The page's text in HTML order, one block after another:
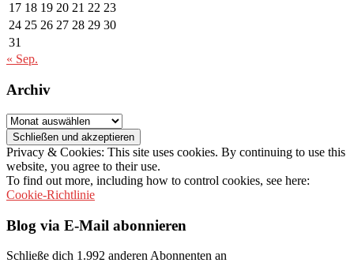
17 18 19 20 21 22 23
24 25 26 27 28 29 30
31
« Sep.
Archiv
Archiv
Privacy & Cookies: This site uses cookies. By continuing to use this
website, you agree to their use.
To find out more, including how to control cookies, see here:
Cookie-Richtlinie
Blog via E-Mail abonnieren
Schließe dich 1.992 anderen Abonnenten an